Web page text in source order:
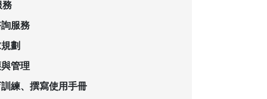
務
服務
劃
管理
練、撰寫使用手冊